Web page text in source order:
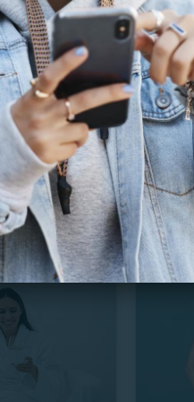
+ Limpieza
RF
9 Vendidos
STUDIO
1
Facial
8990
60%